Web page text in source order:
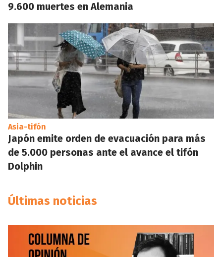
9.600 muertes en Alemania
Asia-tifón
Japón emite orden de evacuación para más
de 5.000 personas ante el avance el tifón
Dolphin
Últimas noticias